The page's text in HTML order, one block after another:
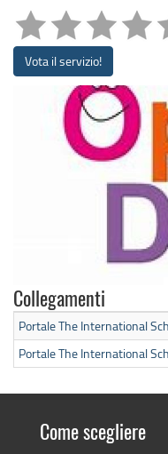
Vota il servizio!
Collegamenti
Portale The International
Portale The International
Come scegliere